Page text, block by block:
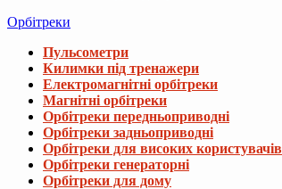
Орбітреки
Пульсометри
Килимки під тренажери
Електромагнітні орбітреки
Магнітні орбітреки
Орбітреки передньоприводні
Орбітреки задньоприводні
Орбітреки для високих користувачів
Орбітреки генераторні
Орбітреки для дому